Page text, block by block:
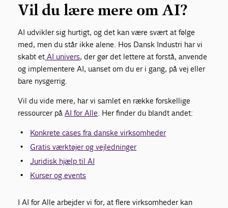
Vil du lære mere om AI?
AI udvikler sig hurtigt, og det kan være svært at følge
med, men du står ikke alene. Hos Dansk Industri har vi
skabt et AI univers, der gør det lettere at forstå, anvende
og implementere AI, uanset om du er i gang, på vej eller
bare nysgerrig.
Vil du vide mere, har vi samlet en række forskellige
ressourcer påAI for Alle. Her finder du blandt andet:
Konkrete cases fra danske virksomheder
Gratis værktøjer og vejledninger
Juridisk hjælp til AI
Kurser og events
I AI for Alle arbejder vi for, at flere virksomheder kan